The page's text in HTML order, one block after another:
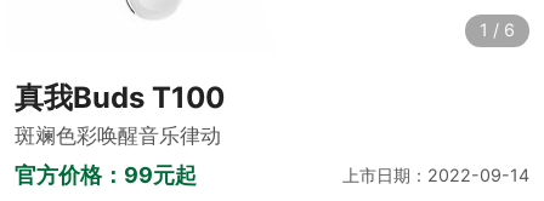
1 / 6
真我Buds T100
斑斓色彩唤醒音乐律动
官方价格： 99元起 上市日期：2022-09-14